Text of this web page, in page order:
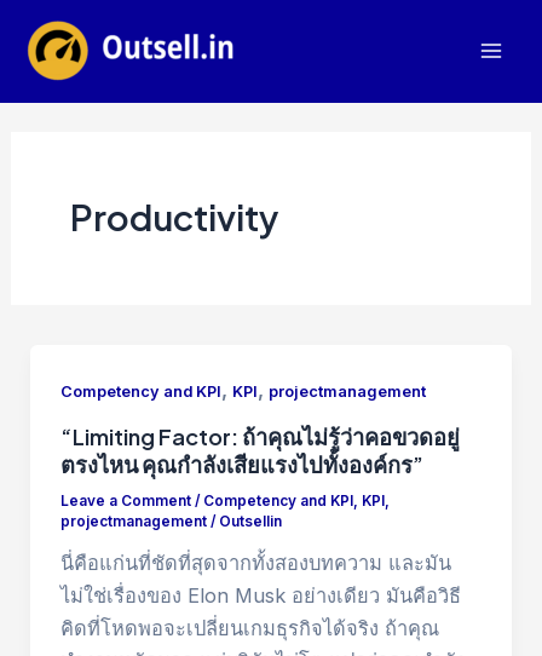
content
Productivity
Competency and KPI, KPI, projectmanagement
“Limiting Factor: ถ้าคุณไม่รู้ว่าคอขวดอยู่
ตรงไหน คุณกำลังเสียแรงไปทั้งองค์กร”
Leave a Comment / Competency and KPI , KPI ,
projectmanagement/ Outsellin
นี่คือแก่นที่ชัดที่สุดจากทั้งสองบทความ และมัน
ไม่ใช่เรื่องของ Elon Musk อย่างเดียว มันคือวิธี
คิดที่โหดพอจะเปลี่ยนเกมธุรกิจได้จริง ถ้าคุณ